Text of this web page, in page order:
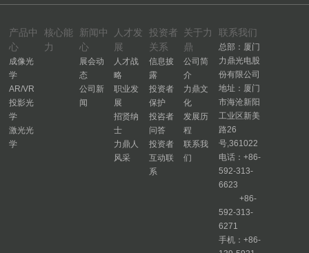
产品中
心
成像光
学
AR/VR
投影光
学
激光光
学
核心能
力
新闻中
心
展会动
态
公司新
闻
人才发
展
人才战
略
职业发
展
招贤纳
士
力鼎人
风采
投资者
关系
信息披
露
投资者
保护
投咨者
问答
投资者
互动联
系
关于力
鼎
公司简
介
力鼎文
化
发展历
程
联系我
们
联系我们
总部：厦门
力鼎光电股
份有限公司
地址：厦门
市海沧新阳
工业区新美
路26
号,361022
电话：+86-
592-313-
6623
+86-
592-313-
6271
手机：+86-